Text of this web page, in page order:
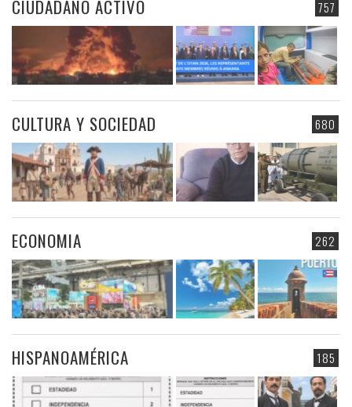
757
CIUDADANO ACTIVO
680
CULTURA Y SOCIEDAD
262
ECONOMIA
185
HISPANOAMÉRICA